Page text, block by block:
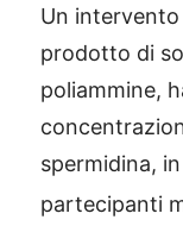
Un
prodotto di
poliammine,
spermidina,
partecipanti